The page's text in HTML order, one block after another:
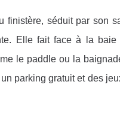
finistère, séduit par son
Elle fait face à la
le paddle ou la
parking gratuit et des